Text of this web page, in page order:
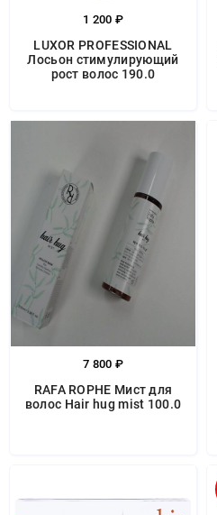
1 200 ₽
LUXOR PROFESSIONAL
Лосьон стимулирующий
рост волос 190.0
7 800 ₽
RAFA ROPHE Мист для
волос Hair hug mist 100.0